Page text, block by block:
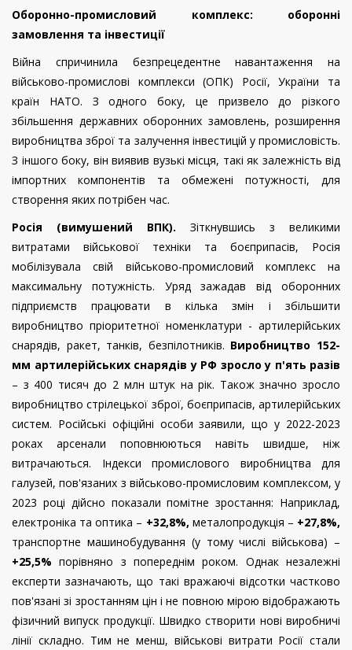
Оборонно-промисловий комплекс: оборонні
замовлення та інвестиції
Війна спричинила безпрецедентне навантаження на
військово-промислові комплекси (ОПК) Росії, України та
країн НАТО. З одного боку, це призвело до різкого
збільшення державних оборонних замовлень, розширення
виробництва зброї та залучення інвестицій у промисловість.
З іншого боку, він виявив вузькі місця, такі як залежність від
імпортних компонентів та обмежені потужності, для
створення яких потрібен час.
Росія (вимушений ВПК). Зіткнувшись з великими
витратами військової техніки та боєприпасів, Росія
мобілізувала свій військово-промисловий комплекс на
максимальну потужність. Уряд зажадав від оборонних
підприємств працювати в кілька змін і збільшити
виробництво пріоритетної номенклатури - артилерійських
снарядів, ракет, танків, безпілотників. Виробництво 152-
мм артилерійських снарядів у РФ зросло у п'ять разів
– з 400 тисяч до 2 млн штук на рік. Також значно зросло
виробництво стрілецької зброї, боєприпасів, артилерійських
систем. Російські офіційні особи заявили, що у 2022-2023
роках арсенали поповнюються навіть швидше, ніж
витрачаються. Індекси промислового виробництва для
галузей, пов'язаних з військово-промисловим комплексом, у
2023 році дійсно показали помітне зростання: Наприклад,
електроніка та оптика – +32,8%, металопродукція – +27,8%,
транспортне машинобудування (у тому числі військова) –
+25,5% порівняно з попереднім роком. Однак незалежні
експерти зазначають, що такі вражаючі відсотки частково
пов'язані зі зростанням цін і не повною мірою відображають
фізичний випуск продукції. Швидко створити нові виробничі
лінії складно. Тим не менш, військові витрати Росії стали